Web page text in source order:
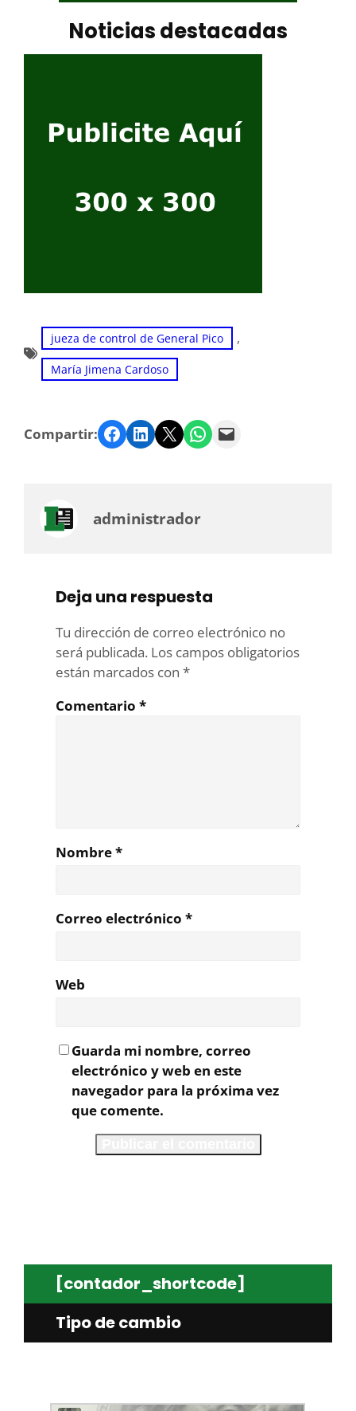
Noticias destacadas
jueza de control de General Pico ,
María Jimena Cardoso
Compartir: Facebook LinkedIn Twitter WhatsApp Email
administrador
Deja una respuesta
Tu dirección de correo electrónico no
será publicada. Los campos obligatorios
están marcados con *
Comentario *
Nombre*
Correo electrónico *
Web
Guarda mi nombre, correo
electrónico y web en este
navegador para la próxima vez
que comente.
[contador_shortcode]
Tipo de cambio